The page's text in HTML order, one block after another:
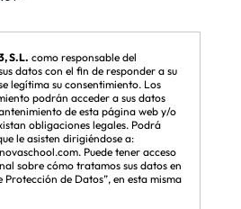
S.L. como responsable del
datos con el fin de responder a su
legítima su consentimiento. Los
podrán acceder a sus datos
de esta página web y/o
obligaciones legales. Podrá
le asisten dirigiéndose a:
Puede tener acceso
sobre cómo tratamos sus datos en
Protección de Datos”, en esta misma